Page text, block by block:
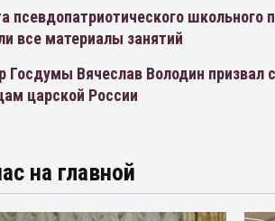
псевдопатриотического школьного
все материалы занятий
Госдумы Вячеслав Володин призвал
царской России
на главной